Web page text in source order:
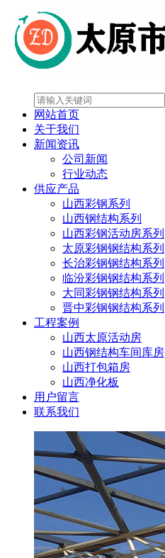
网站首页
关于我们
新闻资讯
公司新闻
行业动态
供应产品
山西彩钢系列
山西钢结构系列
山西彩钢活动房系列
太原彩钢钢结构系列
长治彩钢钢结构系列
临汾彩钢钢结构系列
大同彩钢钢结构系列
晋中彩钢钢结构系列
工程案例
山西太原活动房
山西钢结构车间库房
山西打包箱房
山西净化板
用户留言
联系我们